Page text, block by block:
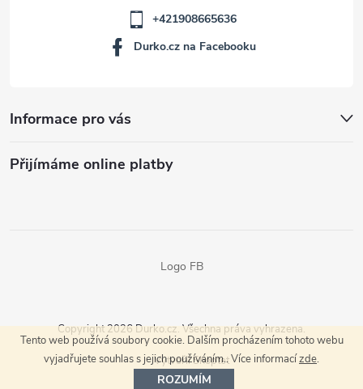
Tento web používá soubory cookie. Dalším procházením tohoto webu
vyjadřujete souhlas s jejich používáním.. Více informacízde.
ROZUMÍM
Informace pro vás
Přijímáme online platby
+421908665636
Durko.cz na Facebooku
Logo FB
Vytvořil Shoptet
Copyright 2026 Durko.cz. Všechna práva vyhrazena.